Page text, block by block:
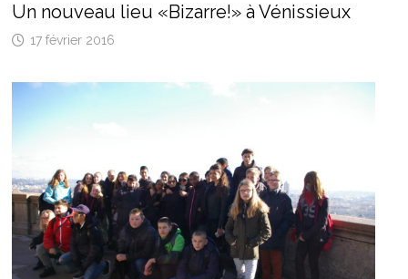
Un nouveau lieu «Bizarre!» à Vénissieux
17 février 2016